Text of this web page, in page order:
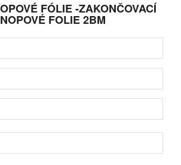
FÓLIE -ZAKONČOVACÍ
FOLIE 2BM